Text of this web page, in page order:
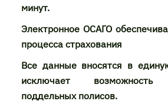
минут.
Электронное ОСАГО
процесса страхования
Все данные вносятся в
исключает возможность
поддельных полисов.